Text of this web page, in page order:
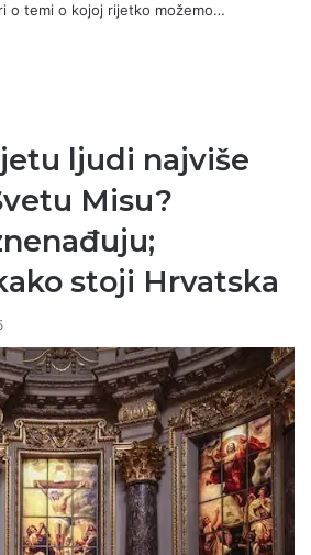
o temi o kojoj rijetko možemo…
ljudi najviše
Misu?
stoji Hrvatska